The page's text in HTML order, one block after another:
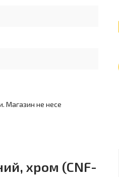
Магазин не несе
хром (CNF-